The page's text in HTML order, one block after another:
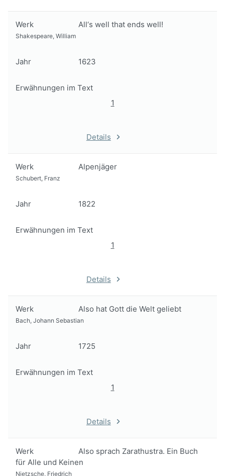
Werk All‘s well that ends well!
Shakespeare, William
Jahr 1623
Erwähnungen im Text
1
Details
Werk Alpenjäger
Schubert, Franz
Jahr 1822
Erwähnungen im Text
1
Details
Werk Also hat Gott die Welt geliebt
Bach, Johann Sebastian
Jahr 1725
Erwähnungen im Text
1
Details
Werk
Also sprach Zarathustra. Ein Buch
für Alle und Keinen
Nietzsche, Friedrich